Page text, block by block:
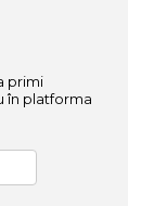
primi
în platforma